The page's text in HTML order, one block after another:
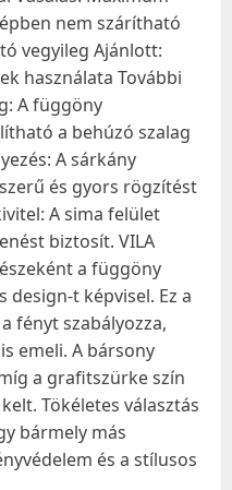
nem szárítható
vegyileg Ajánlott:
használata További
A függöny
a behúzó szalag
A sárkány
és gyors rögzítést
A sima felület
biztosít. VILA
a függöny
design-t képvisel. Ez a
fényt szabályozza,
emeli. A bársony
a grafitszürke szín
Tökéletes választás
bármely más
és a stílusos